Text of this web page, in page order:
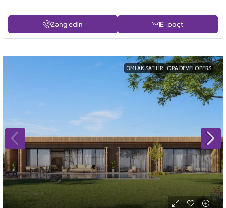
Zəng edin E-poçt
ƏMLAK SATILIR ORA DEVELOPERS